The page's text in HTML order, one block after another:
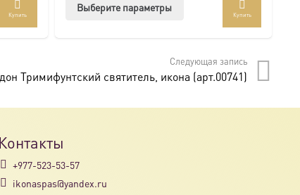
Купить
Выберите параметры
вариаций.
Опции
Купить
Следующая запись
Тримифунтский святитель, икона (арт.00741)
Контакты
+977-523-53-57
ikonaspas@yandex.ru